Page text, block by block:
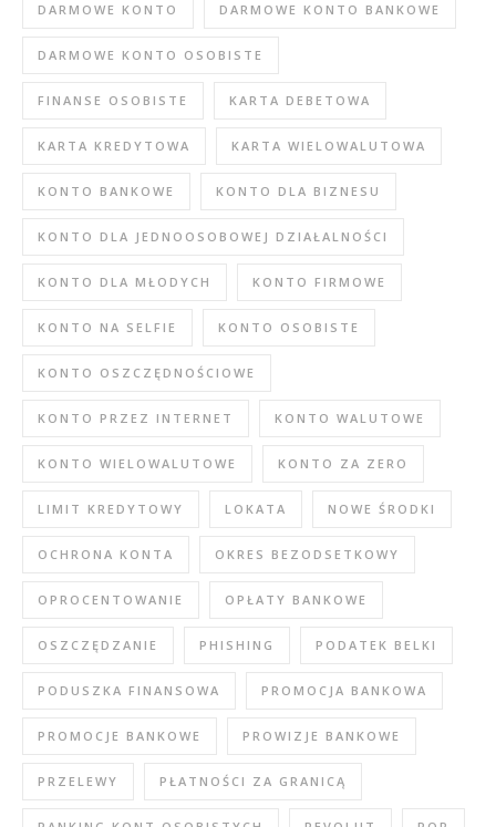
DARMOWE KONTO DARMOWE KONTO BANKOWE
DARMOWE KONTO OSOBISTE
FINANSE OSOBISTE KARTA DEBETOWA
KARTA KREDYTOWA KARTA WIELOWALUTOWA
KONTO BANKOWE KONTO DLA BIZNESU
KONTO DLA JEDNOOSOBOWEJ DZIAŁALNOŚCI
KONTO DLA MŁODYCH KONTO FIRMOWE
KONTO NA SELFIE KONTO OSOBISTE
KONTO OSZCZĘDNOŚCIOWE
KONTO PRZEZ INTERNET KONTO WALUTOWE
KONTO WIELOWALUTOWE KONTO ZA ZERO
LIMIT KREDYTOWY LOKATA NOWE ŚRODKI
OCHRONA KONTA OKRES BEZODSETKOWY
OPROCENTOWANIE OPŁATY BANKOWE
OSZCZĘDZANIE PHISHING PODATEK BELKI
PODUSZKA FINANSOWA PROMOCJA BANKOWA
PROMOCJE BANKOWE PROWIZJE BANKOWE
PRZELEWY PŁATNOŚCI ZA GRANICĄ